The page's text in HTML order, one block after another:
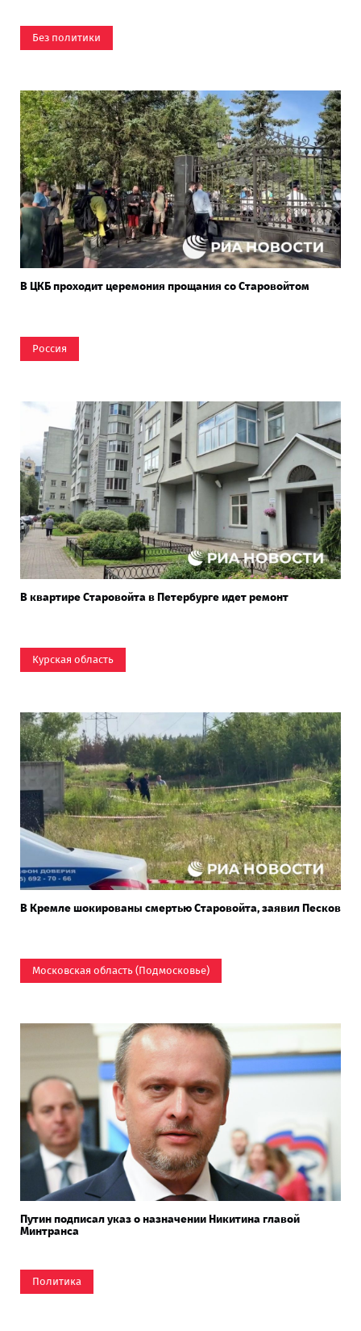
Без политики
В ЦКБ проходит церемония прощания со Старовойтом
Россия
В квартире Старовойта в Петербурге идет ремонт
Курская область
В Кремле шокированы смертью Старовойта, заявил Песков
Московская область (Подмосковье)
Путин подписал указ о назначении Никитина главой
Минтранса
Политика